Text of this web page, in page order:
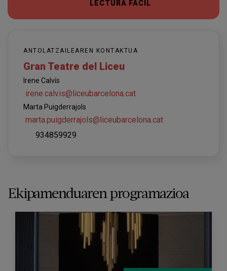
LECTURA FÁCIL
ANTOLATZAILEAREN KONTAKTUA
Gran Teatre del Liceu
Irene Calvís
irene.calvis@liceubarcelona.cat
Marta Puigderrajols
marta.puigderrajols@liceubarcelona.cat
934859929
Ekipamenduaren programazioa